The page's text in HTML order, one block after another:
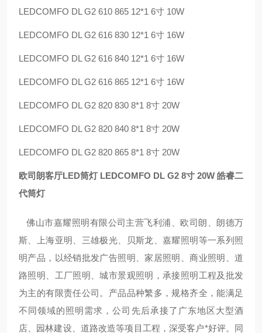
LEDCOMFO DL G2 610 865 12*1 6寸 10W
LEDCOMFO DL G2 616 830 12*1 6寸 16W
LEDCOMFO DL G2 616 840 12*1 6寸 16W
LEDCOMFO DL G2 616 865 12*1 6寸 16W
LEDCOMFO DL G2 820 830 8*1 8寸 20W
LEDCOMFO DL G2 820 840 8*1 8寸 20W
LEDCOMFO DL G2 820 865 8*1 8寸 20W
欧司朗客厅LED筒灯 LEDCOMFO DL G2 8寸 20W 皓睿二
代筒灯
佛山市嘉耀照明有限公司主营飞利浦、欧司朗、朗德万
斯、上海亚明、三雄极光、贝斯龙、嘉耀照明等一系列照
明产品，以经销批发广告照明、家居照明、商业照明、道
路照明、工厂照明、城市景观照明，承接照明工程及批发
为主的有限责任公司。产品品种繁多，规格齐全，能满足
不同领域的照明需求，公司先后承接了广东地区大型酒
店、园林建设、道路改造等项目工程，深受客户*好评。同